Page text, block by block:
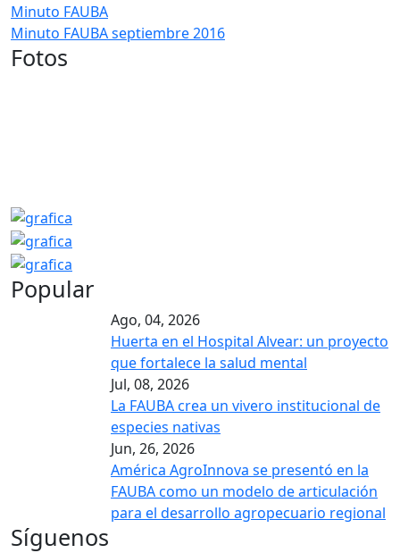
Minuto FAUBA
Minuto FAUBA septiembre 2016
Fotos
Popular
Ago, 04, 2026
Huerta en el Hospital Alvear: un proyecto
que fortalece la salud mental
Jul, 08, 2026
La FAUBA crea un vivero institucional de
especies nativas
Jun, 26, 2026
América AgroInnova se presentó en la
FAUBA como un modelo de articulación
para el desarrollo agropecuario regional
Síguenos